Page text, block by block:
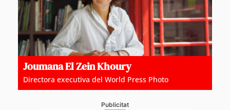
Joumana El Zein Khoury
Directora executiva del World Press Photo
Publicitat